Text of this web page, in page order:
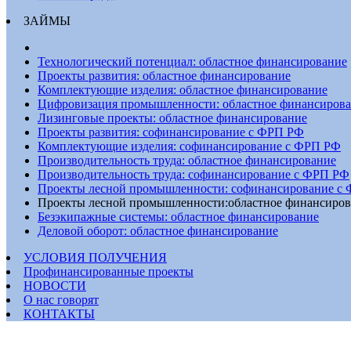
ЗАЙМЫ
Технологический потенциал: областное финансирование
Проекты развития: областное финансирование
Комплектующие изделия: областное финансирование
Цифровизация промышленности: областное
Лизинговые проекты: областное финансирование
Проекты развития: софинансирование с ФРП РФ
Комплектующие изделия: софинансирование с ФРП РФ
Производительность труда: областное финансирование
Производительность труда: софинансирование с ФРП РФ
Проекты лесной промышленности: софинансирование
Проекты лесной промышленности:областное
Безэкипажные системы: областное финансирование
Деловой оборот: областное финансирование
УСЛОВИЯ ПОЛУЧЕНИЯ
Профинансированные проекты
НОВОСТИ
О нас говорят
КОНТАКТЫ